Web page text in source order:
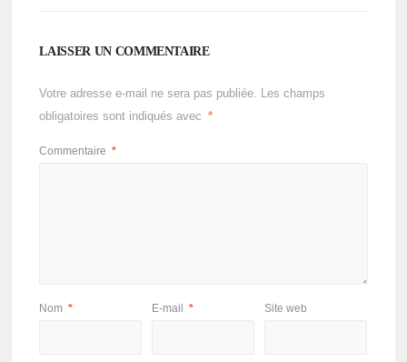
LAISSER UN COMMENTAIRE
Votre adresse e-mail ne sera pas publiée.
Les champs
obligatoires sont indiqués avec
*
Commentaire *
Nom * E-mail * Site web